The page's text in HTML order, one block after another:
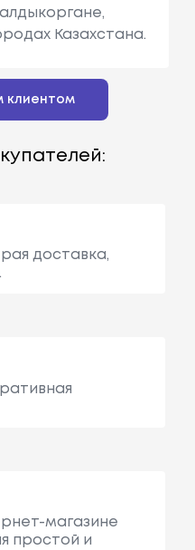
Казахстана.
клиентом
доставка,
магазине
простой и